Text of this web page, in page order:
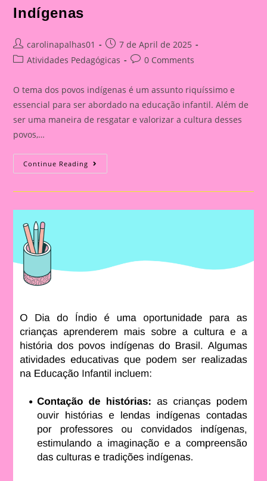
Indígenas
Post
author:
carolinapalhas01
Post
published:
7 de April de 2025
PostAtividades Pedagógicas
Post0 Comments
O tema dos povos indígenas é um assunto riquíssimo e
essencial para ser abordado na educação infantil. Além de
ser uma maneira de resgatar e valorizar a cultura desses
povos,…
Continue Reading Atividade
Com
Tema